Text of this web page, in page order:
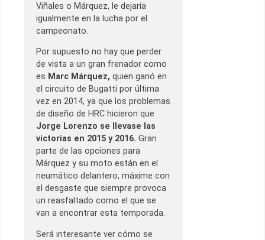
Viñales o Márquez, le dejaría
igualmente en la lucha por el
campeonato.
Por supuesto no hay que perder
de vista a un gran frenador como
es Marc Márquez, quien ganó en
el circuito de Bugatti por última
vez en 2014, ya que los problemas
de diseño de HRC hicieron que
Jorge Lorenzo se llevase las
victorias en 2015 y 2016. Gran
parte de las opciones para
Márquez y su moto están en el
neumático delantero, máxime con
el desgaste que siempre provoca
un reasfaltado como el que se
van a encontrar esta temporada.
Será interesante ver cómo se